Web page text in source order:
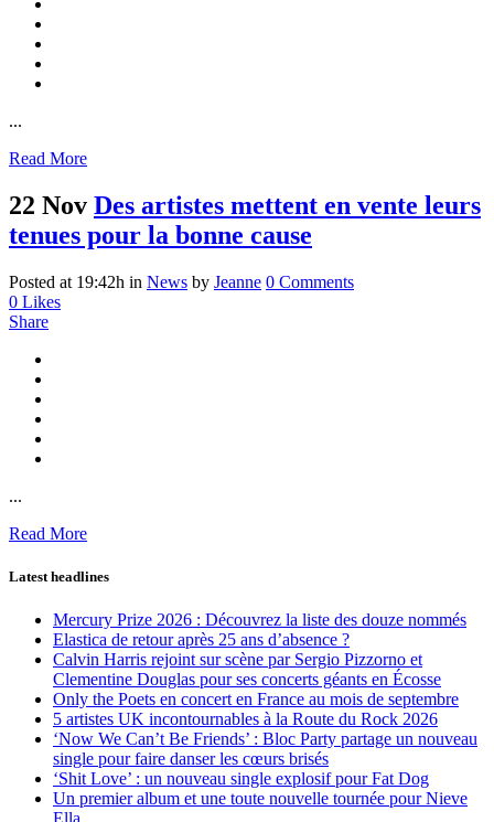
...
Read More
22 Nov Des artistes mettent en vente leurs
tenues pour la bonne cause
Posted at 19:42h in News by Jeanne 0 Comments
0 Likes
Share
...
Read More
Latest headlines
Mercury Prize 2026 : Découvrez la liste des douze nommés
Elastica de retour après 25 ans d’absence ?
Calvin Harris rejoint sur scène par Sergio Pizzorno et
Clementine Douglas pour ses concerts géants en Écosse
Only the Poets en concert en France au mois de septembre
5 artistes UK incontournables à la Route du Rock 2026
‘Now We Can’t Be Friends’ : Bloc Party partage un nouveau
single pour faire danser les cœurs brisés
‘Shit Love’ : un nouveau single explosif pour Fat Dog
Un premier album et une toute nouvelle tournée pour Nieve
Ella